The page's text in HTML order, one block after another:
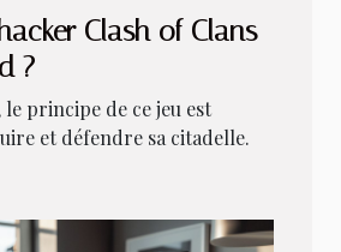
Clash of Clans
?
le principe de ce jeu est
et défendre sa citadelle.